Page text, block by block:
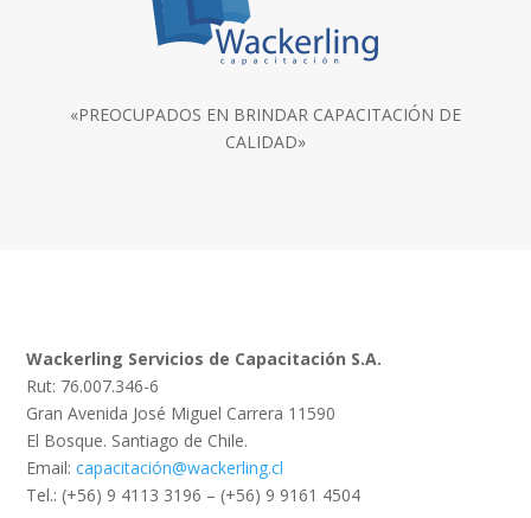
«PREOCUPADOS EN BRINDAR CAPACITACIÓN DE
CALIDAD»
Wackerling Servicios de Capacitación S.A.
Rut: 76.007.346-6
Gran Avenida José Miguel Carrera 11590
El Bosque. Santiago de Chile.
Email:capacitación@wackerling.cl
Tel.: (+56) 9 4113 3196 – (+56) 9 9161 4504